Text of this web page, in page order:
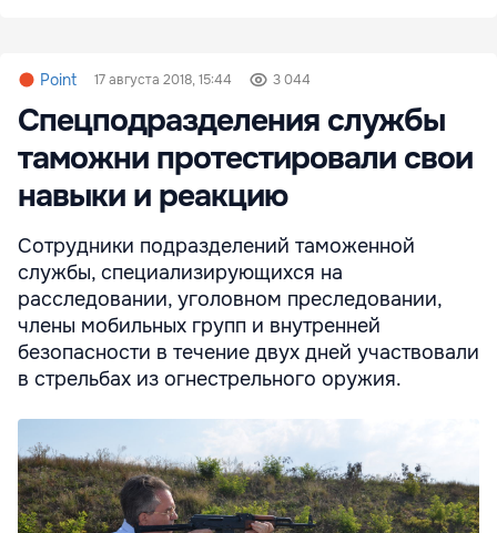
Point 17 августа 2018, 15:44 3 044
Спецподразделения службы
таможни протестировали свои
навыки и реакцию
Сотрудники подразделений таможенной
службы, специализирующихся на
расследовании, уголовном преследовании,
члены мобильных групп и внутренней
безопасности в течение двух дней участвовали
в стрельбах из огнестрельного оружия.